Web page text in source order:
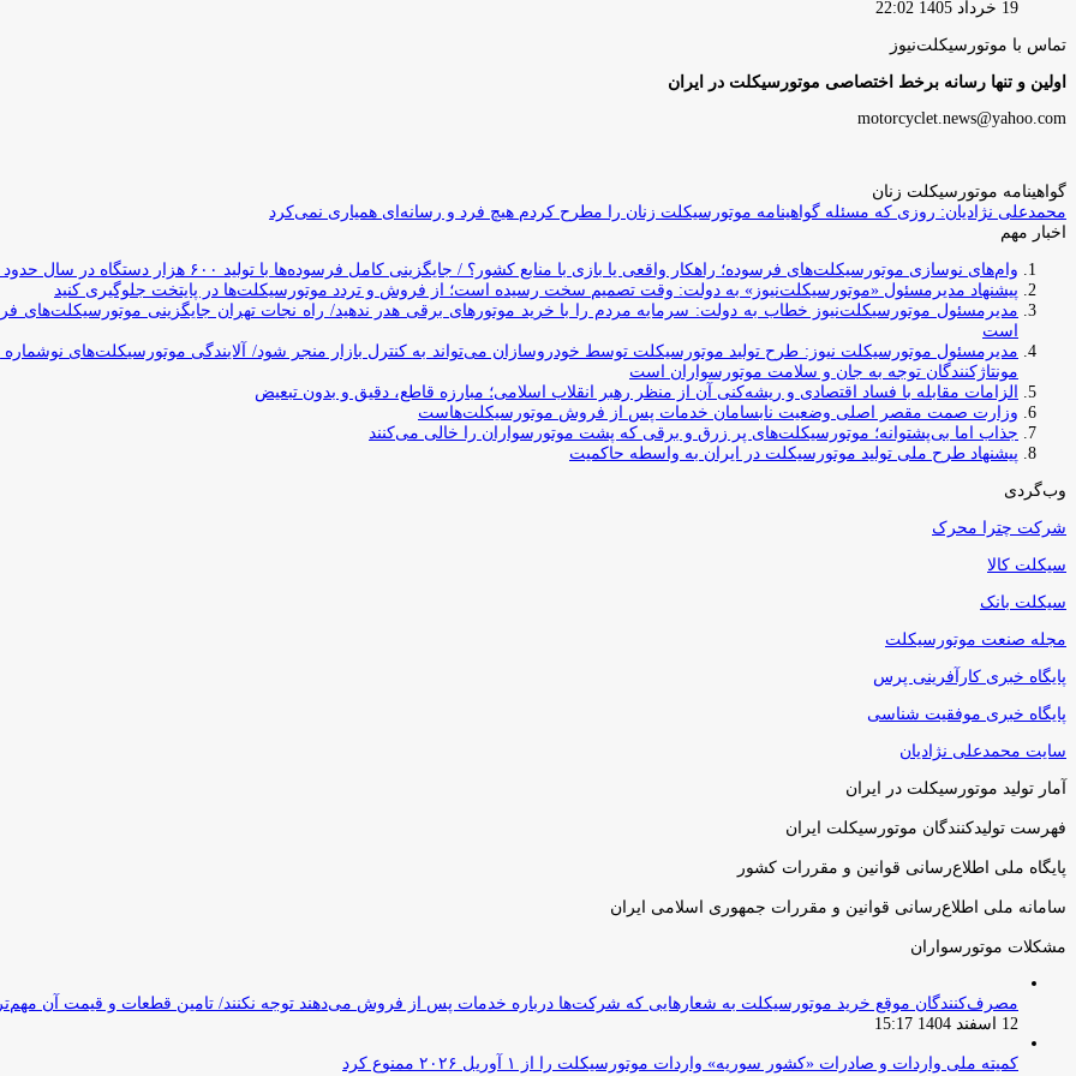
19 خرداد 1405 22:02
تماس با موتورسیکلت‌نیوز
اولین و تنها رسانه برخط اختصاصی موتورسیکلت در ایران
motorcyclet.news@yahoo.com
گواهینامه موتورسیکلت زنان
محمدعلی نژادیان: روزی که مسئله گواهینامه موتورسیکلت زنان را مطرح کردم هیچ فرد و رسانه‌ای همیاری نمی‌کرد
اخبار مهم
وام‌های نوسازی موتورسیکلت‌های فرسوده؛ راهکار واقعی یا بازی با منابع کشور؟ / جایگزینی کامل فرسوده‌ها با تولید ۶۰۰ هزار دستگاه در سال حدود ۱۹ سال طول می‌کشد
پیشنهاد مدیرمسئول «موتورسیکلت‌نیوز» به دولت: وقت تصمیم سخت رسیده است؛ از فروش و تردد موتورسیکلت‌ها در پایتخت جلوگیری کنید
مدیرمسئول موتورسیکلت‌نیوز خطاب به دولت: سرمایه مردم را با خرید موتورهای برقی هدر ندهید/ راه نجات تهران جایگزینی موتورسیکلت‌های
است
مدیرمسئول موتورسیکلت نیوز: طرح تولید موتورسیکلت توسط خودروسازان می‌تواند به کنترل بازار منجر شود/ آلایندگی موتورسیکلت‌های
مونتاژکنندگان توجه به جان و سلامت موتورسواران است
الزامات مقابله با فساد اقتصادی و ریشه‌کنی آن از منظر رهبر انقلاب اسلامی؛ مبارزه قاطع، دقیق و بدون تبعیض
وزارت صمت مقصر اصلی وضعیت نابسامان خدمات پس از فروش موتورسیکلت‌هاست
جذاب اما بی‌پشتوانه؛ موتورسیکلت‌های پر زرق‌ و برقی که پشت موتورسواران را خالی می‌کنند
پیشنهاد طرح ملی تولید موتورسیکلت در ایران به واسطه حاکمیت
وب‌گردی
شرکت چترا محرک
سیکلت کالا
سیکلت بانک
مجله صنعت موتورسیکلت
پایگاه خبری کارآفرینی پرس
پایگاه خبری موفقیت شناسی
سایت محمدعلی نژادیان
آمار تولید موتورسیکلت در ایران
فهرست تولیدکنندگان موتورسیکلت ایران
پایگاه ملی اطلاع‌رسانی قوانین و مقررات کشور
سامانه ملی اطلاع‌رسانی قوانین و مقررات جمهوری اسلامی ایران
مشکلات موتورسواران
مصرف‌کنندگان موقع خرید موتورسیکلت به شعارهایی که شرکت‌ها درباره خدمات پس از فروش می‌دهند توجه نکنند/ تامین قطعات و قیمت آن
12 اسفند 1404 15:17
کمیته ملی واردات و صادرات «کشور سوریه» واردات موتورسیکلت را از ۱ آوریل ۲۰۲۶ ممنوع کرد